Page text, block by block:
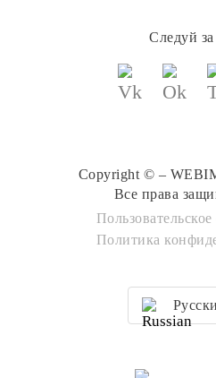
Следуй
Copyright © –
Все права
Политика